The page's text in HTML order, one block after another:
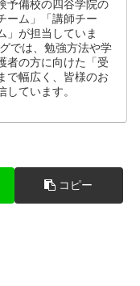
予備校の四谷学院の
ーム」「講師チー
」が担当していま
では、勉強方法や学
者の方に向けた「受
で幅広く、皆様のお
ています。
コピー